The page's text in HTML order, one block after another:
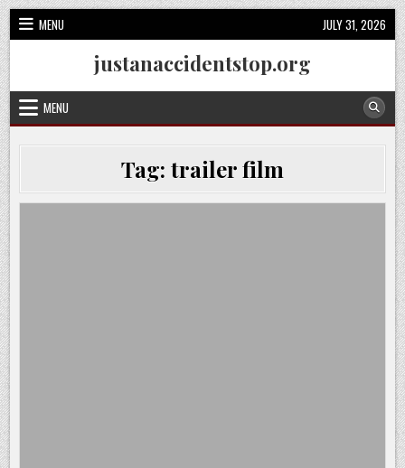
Skip
to
content
MENU JULY 31, 2026
justanaccidentstop.org
MENU
Tag: trailer film